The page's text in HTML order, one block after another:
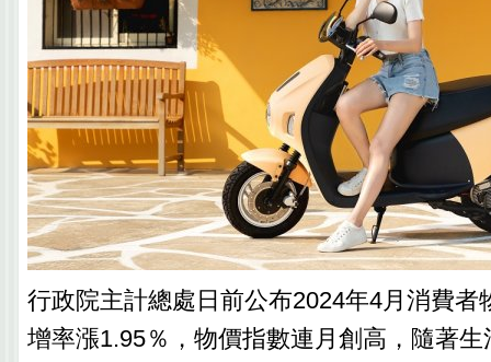
行政院主計總處日前公布2024年4月消費者
增率漲1.95％，物價指數連月創高，隨著